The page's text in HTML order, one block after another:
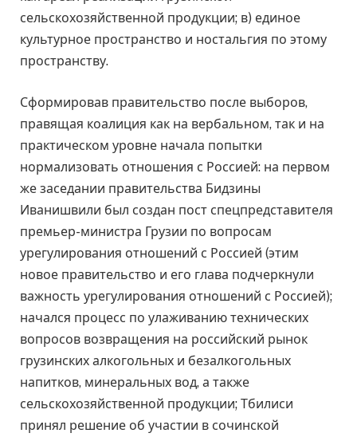
сельскохозяйственной продукции; в) единое
культурное пространство и ностальгия по этому
пространству.
Сформировав правительство после выборов,
правящая коалиция как на вербальном, так и на
практическом уровне начала попытки
нормализовать отношения с Россией: на первом
же заседании правительства Бидзины
Иванишвили был создан пост спецпредставителя
премьер-министра Грузии по вопросам
урегулирования отношений с Россией (этим
новое правительство и его глава подчеркнули
важность урегулирования отношений с Россией);
начался процесс по улаживанию технических
вопросов возвращения на российский рынок
грузинских алкогольных и безалкогольных
напитков, минеральных вод, а также
сельскохозяйственной продукции; Тбилиси
принял решение об участии в сочинской